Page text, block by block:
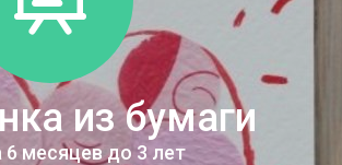
из бумаги
6 месяцев до 3 лет